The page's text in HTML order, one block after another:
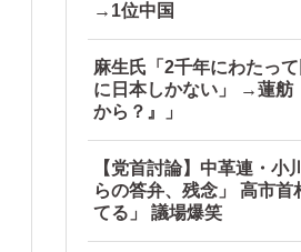
→1位中国
麻生氏「2千年にわたっ
に日本しかない」 →蓮舫
から？』」
【党首討論】中革連・小
らの答弁、残念」 高市
てる」 議場爆笑